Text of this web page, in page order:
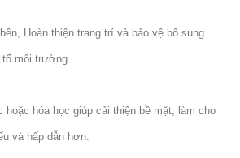
Hoàn thiện trang trí và bảo vệ bổ sung
tố môi trường.
hoặc hóa học giúp cải thiện bề mặt, làm cho
và hấp dẫn hơn.